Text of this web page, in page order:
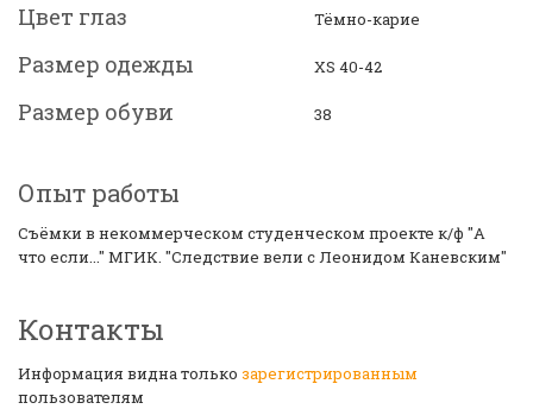
Цвет глаз Тёмно-карие
Размер одежды XS 40-42
Размер обуви 38
Опыт работы
Съёмки в некоммерческом студенческом проекте к/ф "А
что если..." МГИК. "Следствие вели с Леонидом Каневским"
Контакты
Информация видна только зарегистрированным
пользователям